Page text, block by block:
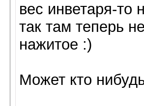
вес инветаря-то
так там теперь
нажитое :)
Может кто